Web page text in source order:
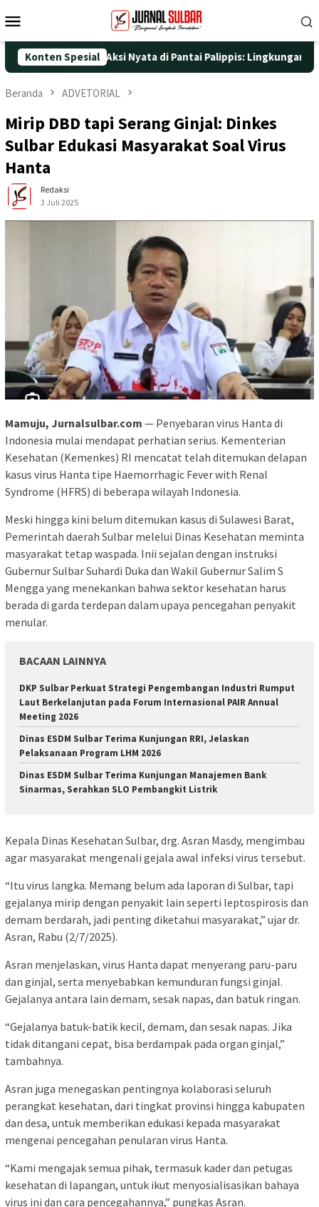
ke
Mobile
Konten Spesial
25 dengan Aksi Nyata di Pantai Palippis: Lingkungan dan
Beranda ADVETORIAL
Mirip DBD tapi Serang Ginjal: Dinkes
Sulbar Edukasi Masyarakat Soal Virus
Hanta
Redaksi
3 Juli 2025
Mamuju, Jurnalsulbar.com — Penyebaran virus Hanta di
Indonesia mulai mendapat perhatian serius. Kementerian
Kesehatan (Kemenkes) RI mencatat telah ditemukan delapan
kasus virus Hanta tipe Haemorrhagic Fever with Renal
Syndrome (HFRS) di beberapa wilayah Indonesia.
Meski hingga kini belum ditemukan kasus di Sulawesi Barat,
Pemerintah daerah Sulbar melelui Dinas Kesehatan meminta
masyarakat tetap waspada. Inii sejalan dengan instruksi
Gubernur Sulbar Suhardi Duka dan Wakil Gubernur Salim S
Mengga yang menekankan bahwa sektor kesehatan harus
berada di garda terdepan dalam upaya pencegahan penyakit
menular.
BACAAN LAINNYA
DKP Sulbar Perkuat Strategi Pengembangan Industri Rumput
Laut Berkelanjutan pada Forum Internasional PAIR Annual
Meeting 2026
Dinas ESDM Sulbar Terima Kunjungan RRI, Jelaskan
Pelaksanaan Program LHM 2026
Dinas ESDM Sulbar Terima Kunjungan Manajemen Bank
Sinarmas, Serahkan SLO Pembangkit Listrik
Kepala Dinas Kesehatan Sulbar, drg. Asran Masdy, mengimbau
agar masyarakat mengenali gejala awal infeksi virus tersebut.
“Itu virus langka. Memang belum ada laporan di Sulbar, tapi
gejalanya mirip dengan penyakit lain seperti leptospirosis dan
demam berdarah, jadi penting diketahui masyarakat,” ujar dr.
Asran, Rabu (2/7/2025).
Asran menjelaskan, virus Hanta dapat menyerang paru-paru
dan ginjal, serta menyebabkan kemunduran fungsi ginjal.
Gejalanya antara lain demam, sesak napas, dan batuk ringan.
“Gejalanya batuk-batik kecil, demam, dan sesak napas. Jika
tidak ditangani cepat, bisa berdampak pada organ ginjal,”
tambahnya.
Asran juga menegaskan pentingnya kolaborasi seluruh
perangkat kesehatan, dari tingkat provinsi hingga kabupaten
dan desa, untuk memberikan edukasi kepada masyarakat
mengenai pencegahan penularan virus Hanta.
“Kami mengajak semua pihak, termasuk kader dan petugas
kesehatan di lapangan, untuk ikut menyosialisasikan bahaya
virus ini dan cara pencegahannya,” pungkas Asran.